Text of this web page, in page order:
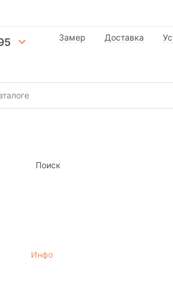
Замер Доставка
Поиск
Инфо